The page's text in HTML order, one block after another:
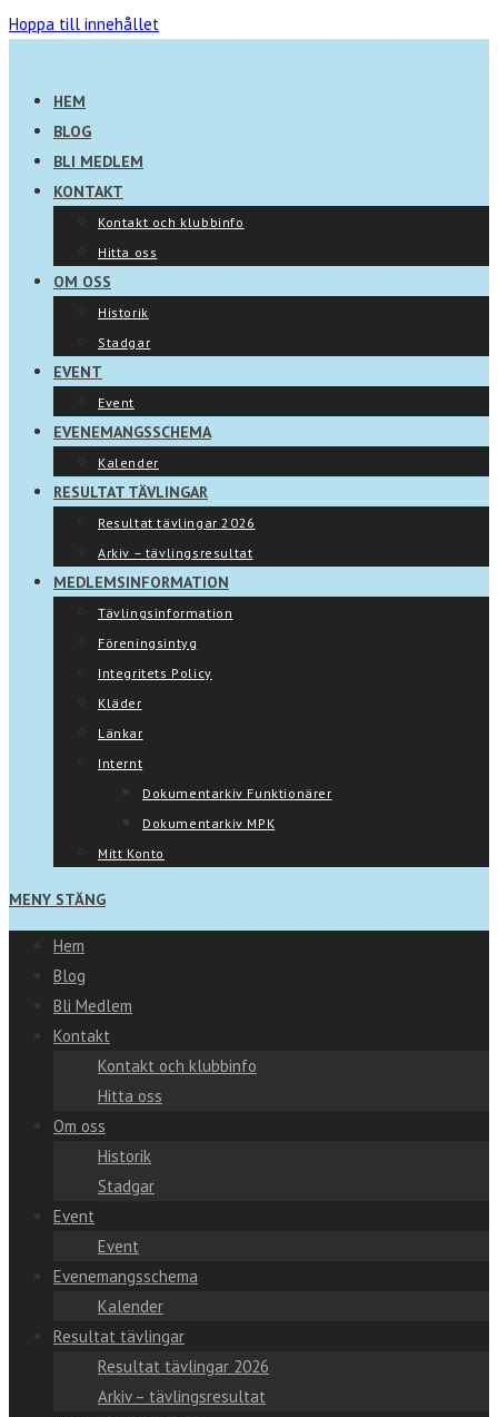
Hoppa till innehållet
HEM
BLOG
BLI MEDLEM
KONTAKT
Kontakt och klubbinfo
Hitta oss
OM OSS
Historik
Stadgar
EVENT
Event
EVENEMANGSSCHEMA
Kalender
RESULTAT TÄVLINGAR
Resultat tävlingar 2026
Arkiv – tävlingsresultat
MEDLEMSINFORMATION
Tävlingsinformation
Föreningsintyg
Integritets Policy
Kläder
Länkar
Internt
Dokumentarkiv Funktionärer
Dokumentarkiv MPK
Mitt Konto
MENY STÄNG
Hem
Blog
Bli Medlem
Kontakt
Kontakt och klubbinfo
Hitta oss
Om oss
Historik
Stadgar
Event
Event
Evenemangsschema
Kalender
Resultat tävlingar
Resultat tävlingar 2026
Arkiv – tävlingsresultat